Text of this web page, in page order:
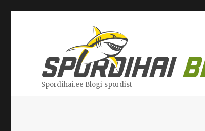
Spordihai.ee Blogi spordist